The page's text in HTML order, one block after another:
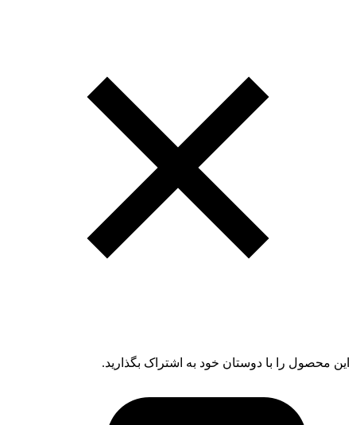
این محصول را با دوستان خود به اشتراک بگذارید.